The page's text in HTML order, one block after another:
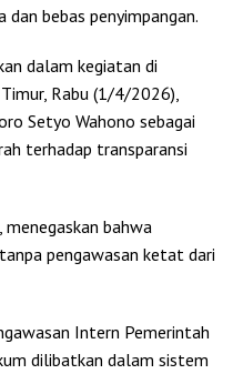
bebas penyimpangan.
dalam kegiatan di
Rabu (1/4/2026),
Setyo Wahono sebagai
terhadap transparansi
menegaskan bahwa
pengawasan ketat dari
Intern Pemerintah
dilibatkan dalam sistem